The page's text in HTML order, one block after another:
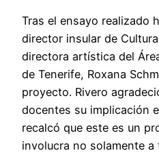
Tras el ensayo realizado
director insular de
directora artística del
de Tenerife, Roxana
proyecto. Rivero
docentes su implicación
recalcó que este es un
involucra no solamente a